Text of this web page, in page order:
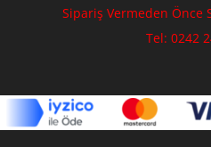
Sipariş Vermeden Önce
Tel: 0242